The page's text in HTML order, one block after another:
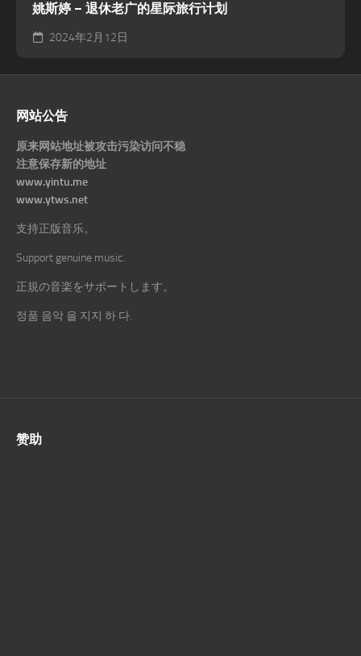
姚斯婷 – 退休老广的星际旅行计划
2024年2月12日
网站公告
原来网站地址被攻击污染访问不稳
注意保存新的地址
www.yintu.me
www.ytws.net
支持正版音乐。
Support genuine music.
正規の音楽をサポートします。
정품 음악 을 지지 하 다.
赞助